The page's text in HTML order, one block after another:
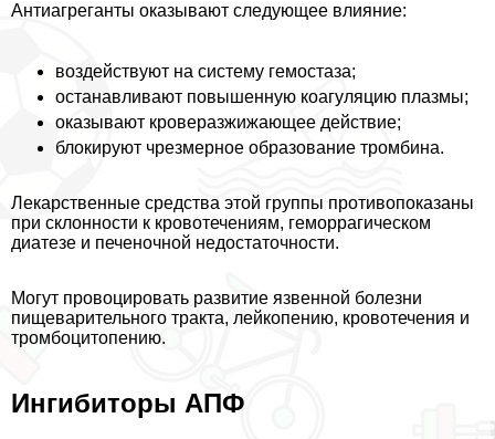
Антиагреганты оказывают следующее влияние:
воздействуют на систему гемостаза;
останавливают повышенную коагуляцию плазмы;
оказывают кроверазжижающее действие;
блокируют чрезмерное образование тромбина.
Лекарственные средства этой группы противопоказаны
при склонности к кровотечениям, геморрагическом
диатезе и печеночной недостаточности.
Могут провоцировать развитие язвенной болезни
пищеварительного тpaкта, лейкопению, кровотечения и
тромбоцитопению.
Ингибиторы АПФ